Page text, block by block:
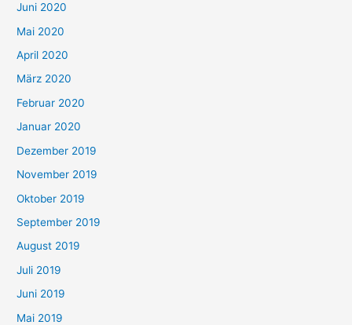
Juni 2020
Mai 2020
April 2020
März 2020
Februar 2020
Januar 2020
Dezember 2019
November 2019
Oktober 2019
September 2019
August 2019
Juli 2019
Juni 2019
Mai 2019